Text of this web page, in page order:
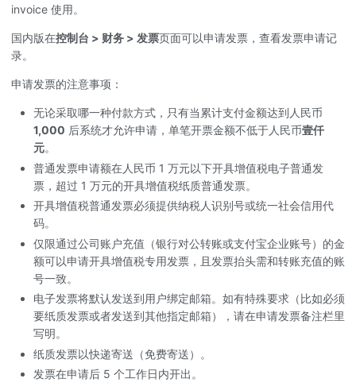
invoice 使用。
国内版在控制台 > 财务 > 发票页面可以申请发票，查看发票申请记
录。
申请发票的注意事项：
无论采取哪一种付款方式，只有当累计支付金额达到人民币
1,000 后系统才允许申请，单笔开票金额不低于人民币壹仟
元。
普通发票申请额在人民币 1 万元以下开具增值税电子普通发
票，超过 1 万元的开具增值税纸质普通发票。
开具增值税普通发票必须提供纳税人识别号或统一社会信用代
码。
仅限通过公司账户充值（银行对公转账或支付宝企业账号）的金
额可以申请开具增值税专用发票，且发票抬头需和转账充值的账
号一致。
电子发票将默认发送到用户绑定邮箱。如有特殊要求（比如必须
要纸质发票或者发送到其他指定邮箱），请在申请发票备注栏里
写明。
纸质发票以快递寄送（免费寄送）。
发票在申请后 5 个工作日内开出。